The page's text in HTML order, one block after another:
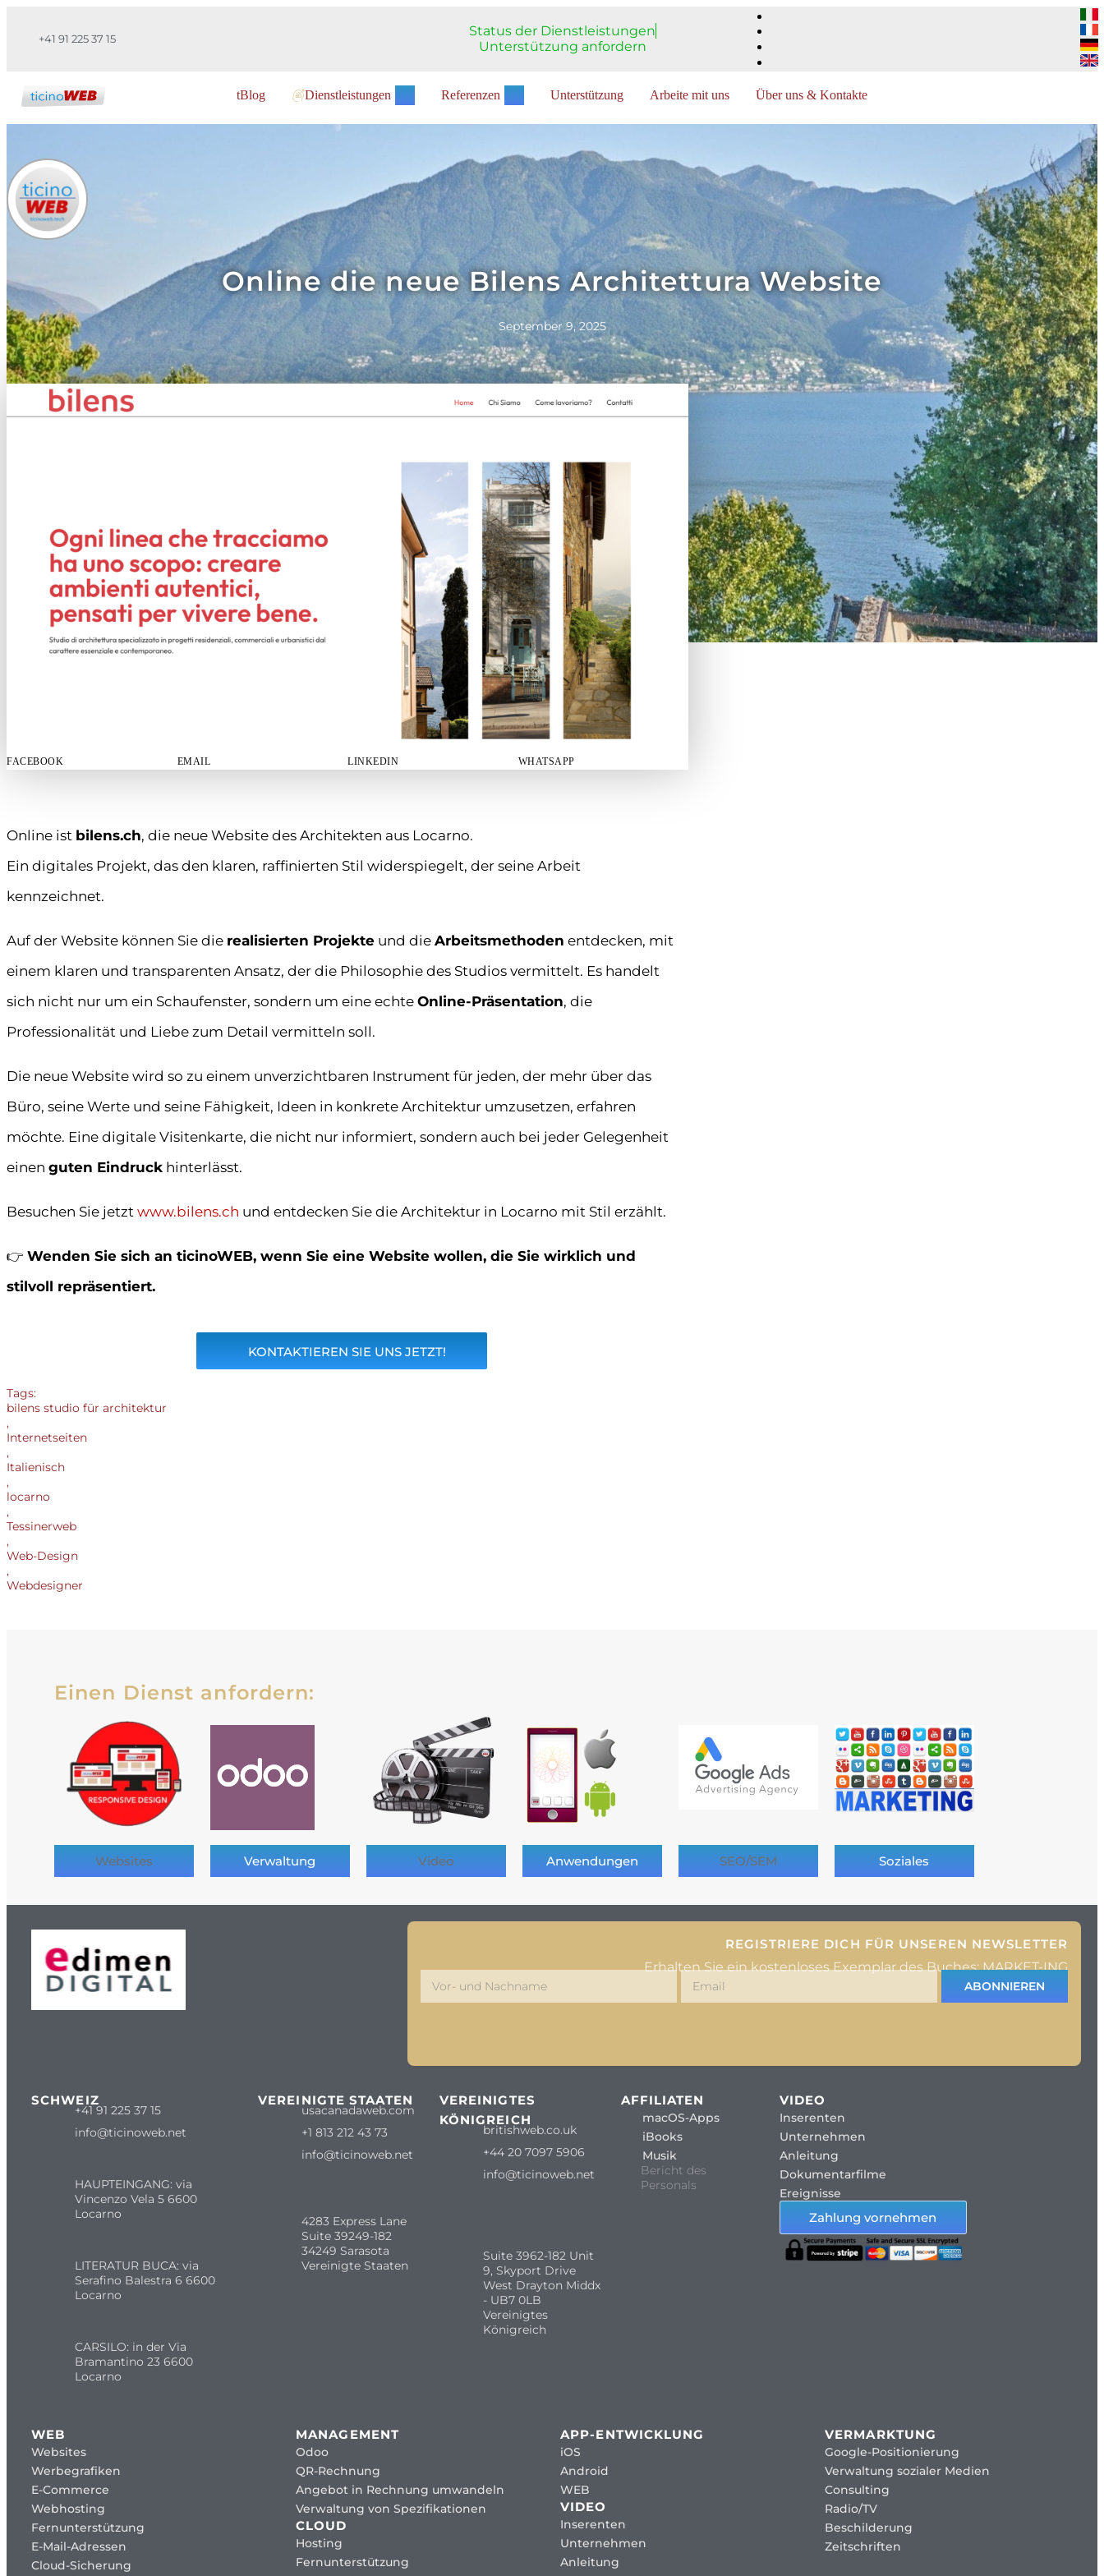
+41 91 225 37 15
Status der Dienstleistungen
Unterstützung anfordern
tBlog Dienstleistungen Referenzen Unterstützung Arbeite mit uns Über uns & Kontakte
Online die neue Bilens Architettura Website
September 9, 2025
FACEBOOK EMAIL LINKEDIN WHATSAPP
Online ist bilens.ch, die neue Website des Architekten aus Locarno.
Ein digitales Projekt, das den klaren, raffinierten Stil widerspiegelt, der seine Arbeit
kennzeichnet.
Auf der Website können Sie die realisierten Projekte und die Arbeitsmethoden entdecken, mit
einem klaren und transparenten Ansatz, der die Philosophie des Studios vermittelt. Es handelt
sich nicht nur um ein Schaufenster, sondern um eine echte Online-Präsentation, die
Professionalität und Liebe zum Detail vermitteln soll.
Die neue Website wird so zu einem unverzichtbaren Instrument für jeden, der mehr über das
Büro, seine Werte und seine Fähigkeit, Ideen in konkrete Architektur umzusetzen, erfahren
möchte. Eine digitale Visitenkarte, die nicht nur informiert, sondern auch bei jeder Gelegenheit
einen guten Eindruck hinterlässt.
Besuchen Sie jetzt www.bilens.ch und entdecken Sie die Architektur in Locarno mit Stil erzählt.
👉 Wenden Sie sich an ticinoWEB, wenn Sie eine Website wollen, die Sie wirklich und
stilvoll repräsentiert.
KONTAKTIEREN SIE UNS JETZT!
Tags:
bilens studio für architektur
,
Internetseiten
,
Italienisch
,
locarno
,
Tessinerweb
,
Web-Design
,
Webdesigner
Einen Dienst anfordern:
Websites Verwaltung Video Anwendungen SEO/SEM Soziales
REGISTRIERE DICH FÜR UNSEREN NEWSLETTER
Erhalten Sie ein kostenloses Exemplar des Buches: MARKET-ING
ABONNIEREN
SCHWEIZ
+41 91 225 37 15
info@ticinoweb.net
HAUPTEINGANG: via
Vincenzo Vela 5 6600
Locarno
LITERATUR BUCA: via
Serafino Balestra 6 6600
Locarno
CARSILO: in der Via
Bramantino 23 6600
Locarno
VEREINIGTE STAATEN
usacanadaweb.com
+1 813 212 43 73
info@ticinoweb.net
4283 Express Lane
Suite 39249-182
34249 Sarasota
Vereinigte Staaten
VEREINIGTES
KÖNIGREICH
britishweb.co.uk
+44 20 7097 5906
info@ticinoweb.net
Suite 3962-182 Unit
9, Skyport Drive
West Drayton Middx
- UB7 0LB
Vereinigtes
Königreich
AFFILIATEN
macOS-Apps
iBooks
Musik
Bericht des
Personals
VIDEO
Inserenten
Unternehmen
Anleitung
Dokumentarfilme
Ereignisse
Zahlung vornehmen
WEB
Websites
Werbegrafiken
E-Commerce
Webhosting
Fernunterstützung
E-Mail-Adressen
Cloud-Sicherung
MANAGEMENT
Odoo
QR-Rechnung
Angebot in Rechnung umwandeln
Verwaltung von Spezifikationen
CLOUD
Hosting
Fernunterstützung
APP-ENTWICKLUNG
iOS
Android
WEB
VIDEO
Inserenten
Unternehmen
Anleitung
VERMARKTUNG
Google-Positionierung
Verwaltung sozialer Medien
Consulting
Radio/TV
Beschilderung
Zeitschriften